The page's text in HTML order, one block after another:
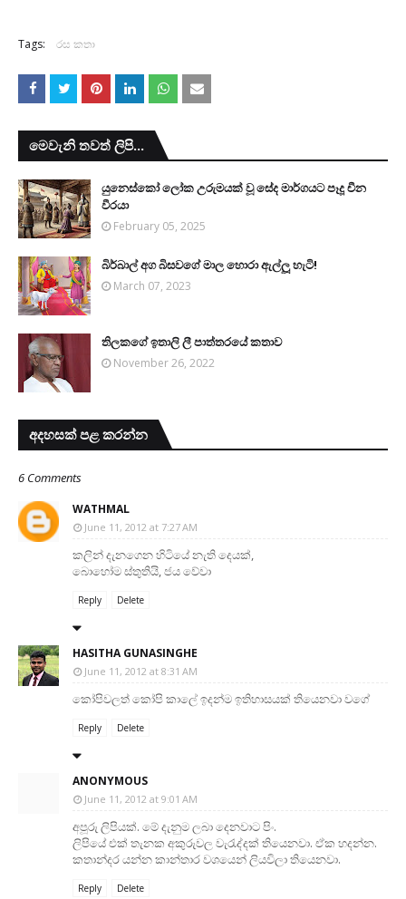
Tags: රස කතා
මෙවැනි තවත් ලිපි...
යුනෙස්කෝ ලෝක උරුමයක් වූ සේද මාර්ගයට පෑදූ චීන
වීරයා
February 05, 2025
බිර්බාල් අග බිසවගේ මාල හොරා ඇල්ලූ හැටි!
March 07, 2023
තිලකගේ ඉතාලි ලී පාත්තරයේ කතාව
November 26, 2022
අදහසක් පළ කරන්න
6 Comments
WATHMAL
June 11, 2012 at 7:27 AM
කලින් දැනගෙන හිටියේ නැති දෙයක්,
බොහෝම ස්තුතියි, ජය වේවා
Reply Delete
HASITHA GUNASINGHE
June 11, 2012 at 8:31 AM
කෝපිවලත් කෝපි කාලේ ඉදන්ම ඉතිහාසයක් තියෙනවා වගේ
Reply Delete
ANONYMOUS
June 11, 2012 at 9:01 AM
අපූරු ලිපියක්. මේ දැනුම ලබා දෙනවාට පිං.
ලිපියේ එක් තැනක අකුරුවල වැරැද්දක් තියෙනවා. ඒක හදන්න.
කතාන්දර යන්න කාන්තාර වශයෙන් ලියවිලා තියෙනවා.
Reply Delete